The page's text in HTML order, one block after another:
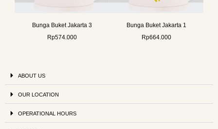
Bunga Buket Jakarta 3
Rp574.000
Bunga Buket Jakarta 1
Rp664.000
ABOUT US
OUR LOCATION
OPERATIONAL HOURS